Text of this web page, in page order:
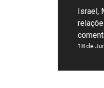
Israel,
18 de